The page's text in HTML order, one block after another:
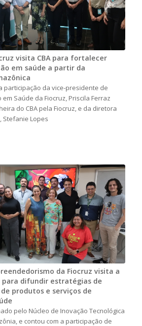
visita CBA para fortalecer
em saúde a partir da
participação da vice-presidente de
Saúde da Fiocruz, Priscila Ferraz
do CBA pela Fiocruz, e da diretora
Stefanie Lopes
da Fiocruz visita a
para difundir estratégias de
produtos e serviços de
pelo Núcleo de Inovação Tecnológica
e contou com a participação de